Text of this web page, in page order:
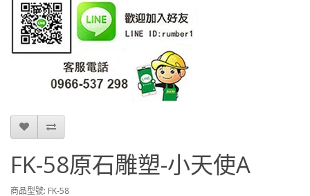
FK-58原石雕塑-小天使A
商品型號: FK-58